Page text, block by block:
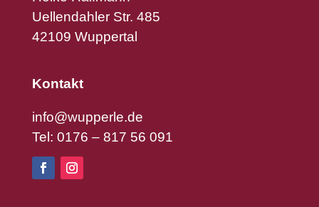
Uellendahler Str. 485
42109 Wuppertal
Kontakt
info@wupperle.de
Tel: 0176 – 817 56 091